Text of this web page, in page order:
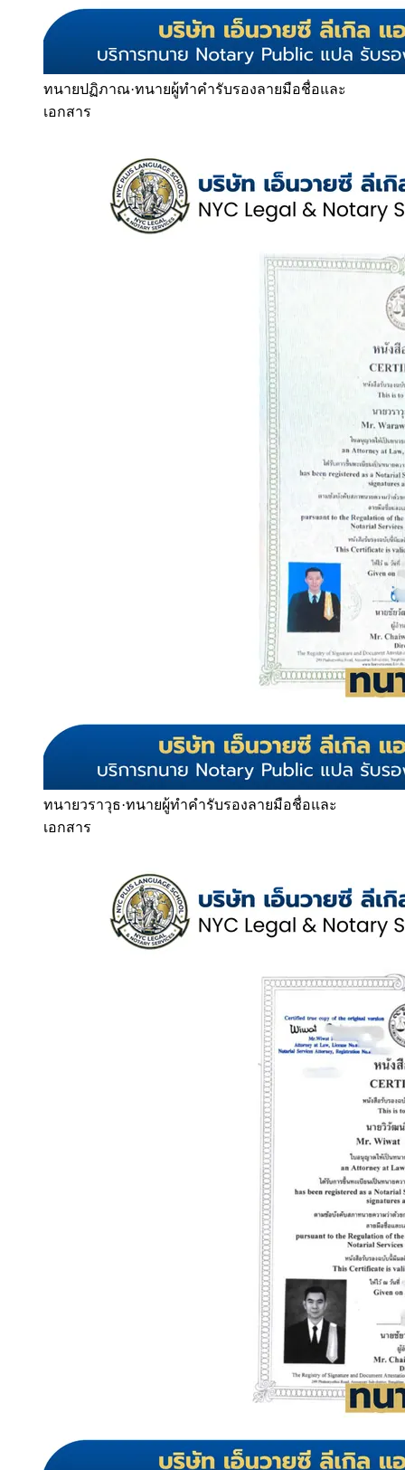
ทนายปฏิภาณ·ทนายผู้ทำคำรับรองลายมือชื่อและ
เอกสาร
ทนายวราวุธ·ทนายผู้ทำคำรับรองลายมือชื่อและ
เอกสาร